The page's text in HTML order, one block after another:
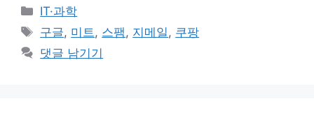
카
테
고
리
IT·과학
태
그
구글, 미트 , 스팸 , 지메일 , 쿠팡
댓글 남기기